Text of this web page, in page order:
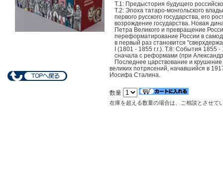
Т.1: Предыстория будущего
Т.2: Эпоха татаро-монгольского
первого русского государства, его
возрождение государства. Новая
Петра Великого и превращение
переформатирование России в
в первый раз становится
I (1801 - 1855 г.г.). Т.8: События 1855
сначала с реформами (при
Последнее царствование и
великих потрясений, начавшийся в
Иосифа Сталина.
数量
在庫を超える数量の場合は、ご相談とさせて